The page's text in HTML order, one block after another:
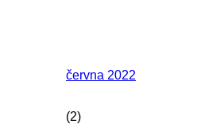
června 2022
(2)